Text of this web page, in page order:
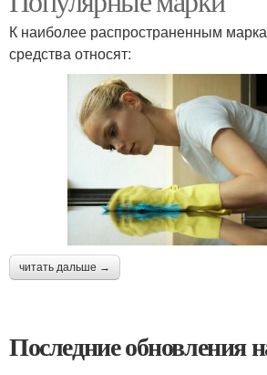
К наиболее распространенным
средства относят:
читать дальше →
Последние обновления